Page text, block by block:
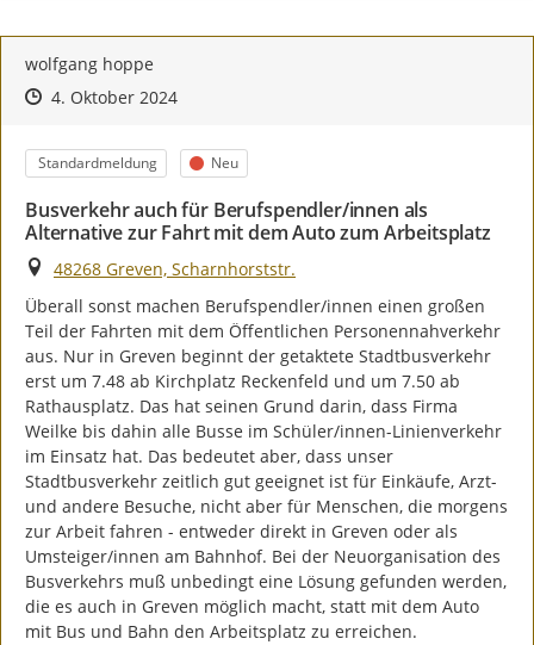
wolfgang hoppe
Zeitpunkt des Erstellens
Zeitpunkt des Erstellens
4. Oktober 2024Zur Äußerung
Kategorie
Standardmeldung Status
Neu
Busverkehr auch für Berufspendler/innen als
Alternative zur Fahrt mit dem Auto zum Arbeitsplatz
Ort
48268 Greven, Scharnhorststr.
Überall sonst machen Berufspendler/innen einen großen
Teil der Fahrten mit dem Öffentlichen Personennahverkehr
aus. Nur in Greven beginnt der getaktete Stadtbusverkehr
erst um 7.48 ab Kirchplatz Reckenfeld und um 7.50 ab
Rathausplatz. Das hat seinen Grund darin, dass Firma
Weilke bis dahin alle Busse im Schüler/innen-Linienverkehr
im Einsatz hat. Das bedeutet aber, dass unser
Stadtbusverkehr zeitlich gut geeignet ist für Einkäufe, Arzt-
und andere Besuche, nicht aber für Menschen, die morgens
zur Arbeit fahren - entweder direkt in Greven oder als
Umsteiger/innen am Bahnhof. Bei der Neuorganisation des
Busverkehrs muß unbedingt eine Lösung gefunden werden,
die es auch in Greven möglich macht, statt mit dem Auto
mit Bus und Bahn den Arbeitsplatz zu erreichen.